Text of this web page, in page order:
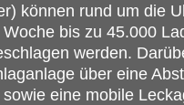
können rund um die
Woche bis zu 45.000
werden.
über eine
eine mobile